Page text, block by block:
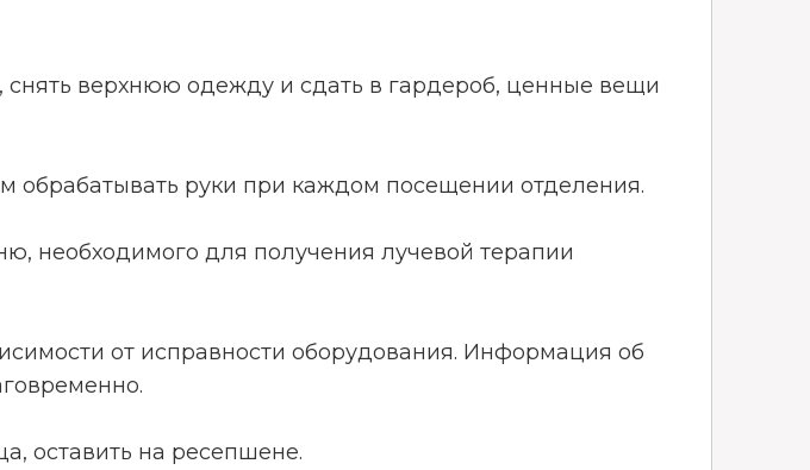
верхнюю одежду и сдать в гардероб, ценные вещи
обрабатывать руки при каждом посещении отделения.
необходимого для получения лучевой терапии
от исправности оборудования. Информация об
оставить на ресепшене.